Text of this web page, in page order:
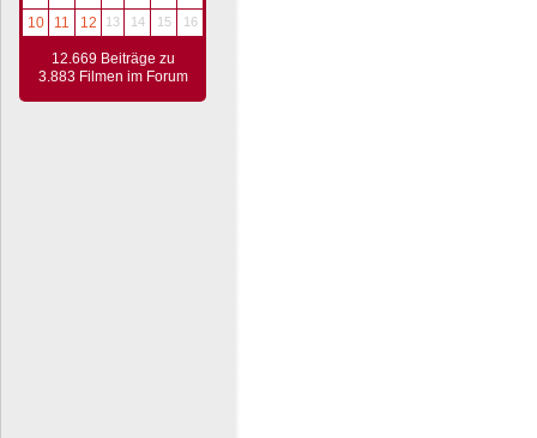
10
11 12 13 14 15 16
12.669 Beiträge zu
3.883 Filmen im Forum